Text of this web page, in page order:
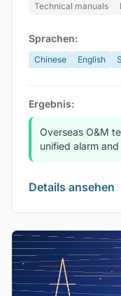
Technical manuals
Sprachen:
Chinese English
Ergebnis:
Overseas O&M
unified alarm
Details ansehen